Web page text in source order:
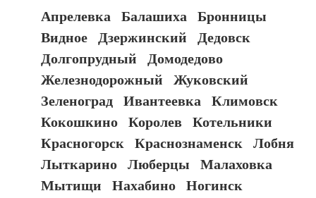
Апрелевка Балашиха
Бронницы
Видное
Дзержинский
Дедовск
Долгопрудный
Домодедово
Железнодорожный
Жуковский
Зеленоград
Ивантеевка
Климовск
Кокошкино
Королев
Котельники
Красногорск
Краснознаменск
Лобня
Лыткарино
Люберцы
Малаховка
Мытищи
Нахабино
Ногинск